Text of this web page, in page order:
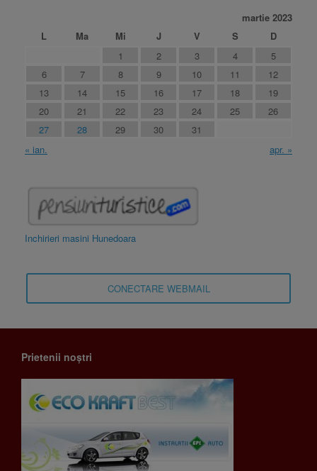
martie 2023
L
Ma Mi J V S
D
1
2 3 4
5
6
7 8 9 10 11
12
13
14 15 16 17 18
19
20
21 22 23 24 25
26
27
28 29 30
31
« ian.
apr. »
Inchirieri masini Hunedoara
CONECTARE WEBMAIL
Prietenii noștri